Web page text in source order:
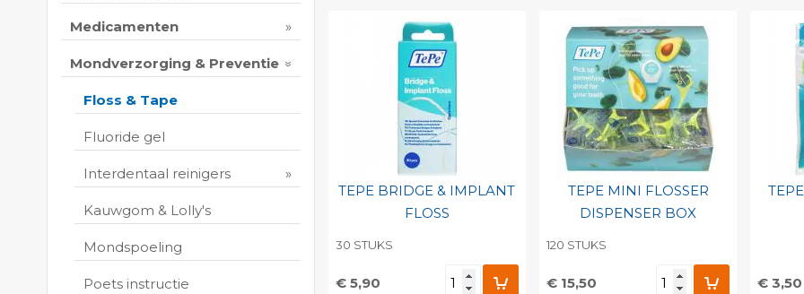
Print barcode Print barcode
TEPE BRIDGE & IMPLANT
FLOSS
30 STUKS
€ 5,90
TEPE MINI FLOSSER
DISPENSER BOX
120 STUKS
€ 15,50 € 3,50
Medicamenten
Mondverzorging & Preventie
Floss & Tape
Fluoride gel
Interdentaal reinigers
Kauwgom & Lolly's
Mondspoeling
Poets instructie